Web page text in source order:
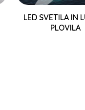
LED SVETILA IN
PLOVILA